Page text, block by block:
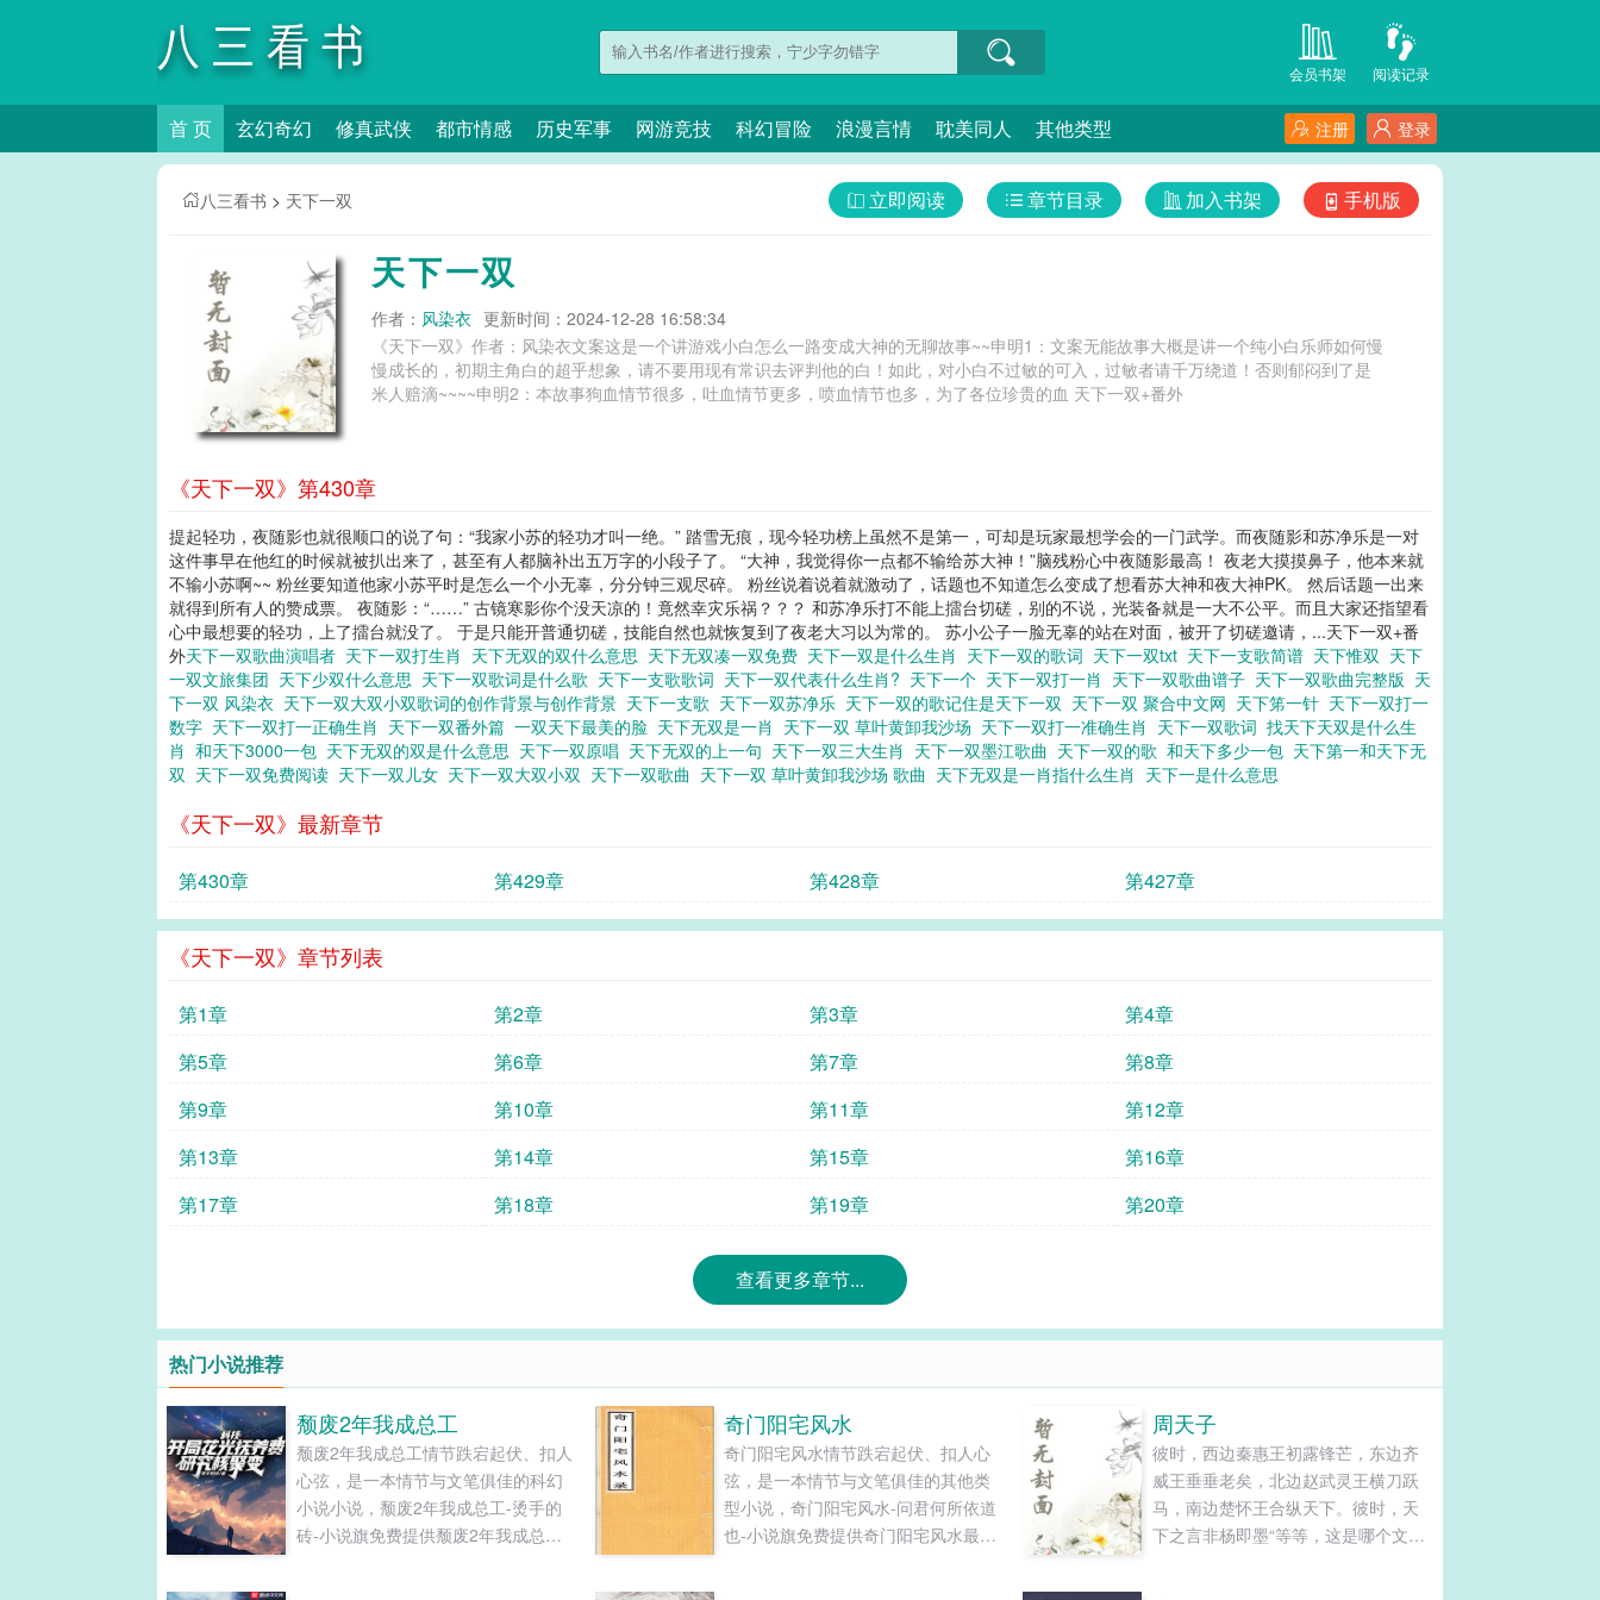
八三看书 阅读记录
会员书架
首 页 玄幻奇幻 修真武侠 都市情感 历史军事 网游竞技 科幻冒险 浪漫言情 耽美同人 其他类型 登录
注册
八三看书 > 天下一双 手机版
加入书架
章节目录
立即阅读
天下一双
作者： 风染衣 更新时间：2024-12-28 16:58:34
《天下一双》作者：风染衣文案这是一个讲游戏小白怎么一路变成大神的无聊故事~~申明1：文案无能故事大概是讲一个纯小白乐师如何慢
慢成长的，初期主角白的超乎想象，请不要用现有常识去评判他的白！如此，对小白不过敏的可入，过敏者请千万绕道！否则郁闷到了是
米人赔滴~~~~申明2：本故事狗血情节很多，吐血情节更多，喷血情节也多，为了各位珍贵的血 天下一双+番外
《天下一双》第430章
提起轻功，夜随影也就很顺口的说了句：“我家小苏的轻功才叫一绝。” 踏雪无痕，现今轻功榜上虽然不是第一，可却是玩家最想学会的一门武学。而夜随影和苏净乐是一对
这件事早在他红的时候就被扒出来了，甚至有人都脑补出五万字的小段子了。 “大神，我觉得你一点都不输给苏大神！”脑残粉心中夜随影最高！ 夜老大摸摸鼻子，他本来就
不输小苏啊~~ 粉丝要知道他家小苏平时是怎么一个小无辜，分分钟三观尽碎。 粉丝说着说着就激动了，话题也不知道怎么变成了想看苏大神和夜大神PK。 然后话题一出来
就得到所有人的赞成票。 夜随影：“……” 古镜寒影你个没天凉的！竟然幸灾乐祸？？？ 和苏净乐打不能上擂台切磋，别的不说，光装备就是一大不公平。而且大家还指望看
心中最想要的轻功，上了擂台就没了。 于是只能开普通切磋，技能自然也就恢复到了夜老大习以为常的。 苏小公子一脸无辜的站在对面，被开了切磋邀请，...天下一双+番
外天下一双歌曲演唱者 天下一双打生肖 天下无双的双什么意思 天下无双凑一双免费 天下一双是什么生肖 天下一双的歌词 天下一双txt 天下一支歌简谱 天下惟双 天下
一双文旅集团 天下少双什么意思 天下一双歌词是什么歌 天下一支歌歌词 天下一双代表什么生肖? 天下一个 天下一双打一肖 天下一双歌曲谱子 天下一双歌曲完整版 天
下一双 风染衣 天下一双大双小双歌词的创作背景与创作背景 天下一支歌 天下一双苏净乐 天下一双的歌记住是天下一双 天下一双 聚合中文网 天下笫一针 天下一双打一
数字 天下一双打一正确生肖 天下一双番外篇 一双天下最美的脸 天下无双是一肖 天下一双 草叶黄卸我沙场 天下一双打一准确生肖 天下一双歌词 找天下天双是什么生
肖 和天下3000一包 天下无双的双是什么意思 天下一双原唱 天下无双的上一句 天下一双三大生肖 天下一双墨江歌曲 天下一双的歌 和天下多少一包 天下第一和天下无
双 天下一双免费阅读 天下一双儿女 天下一双大双小双 天下一双歌曲 天下一双 草叶黄卸我沙场 歌曲 天下无双是一肖指什么生肖 天下一是什么意思
《天下一双》最新章节
第430章 第429章 第428章 第427章
《天下一双》章节列表
第1章 第2章 第3章
第4章
第5章
第6章 第7章
第8章
第9章
第10章 第11章
第12章
第13章
第14章 第15章
第16章
第17章
第18章 第19章 第20章
查看更多章节...
热门小说推荐
颓废2年我成总工
颓废2年我成总工情节跌宕起伏、扣人
心弦，是一本情节与文笔俱佳的科幻
小说小说，颓废2年我成总工-烫手的
砖-小说旗免费提供颓废2年我成总工
奇门阳宅风水
奇门阳宅风水情节跌宕起伏、扣人心
弦，是一本情节与文笔俱佳的其他类
型小说，奇门阳宅风水-问君何所依道
也-小说旗免费提供奇门阳宅风水最新
周天子
彼时，西边秦惠王初露锋芒，东边齐
威王垂垂老矣，北边赵武灵王横刀跃
马，南边楚怀王合纵天下。彼时，天
下之言非杨即墨“等等，这是哪个文盲